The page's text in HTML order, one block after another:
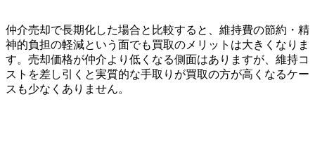
仲介売却で長期化した場合と比較すると、維持費の節約・精
神的負担の軽減という面でも買取のメリットは大きくなりま
す。売却価格が仲介より低くなる側面はありますが、維持コ
ストを差し引くと実質的な手取りが買取の方が高くなるケー
スも少なくありません。